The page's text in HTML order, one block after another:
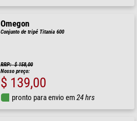
Omegon
Conjunto de tripé Titania 600
RRP: $ 158,00
Nosso preço:
$ 139,00
pronto para envio em24 hrs